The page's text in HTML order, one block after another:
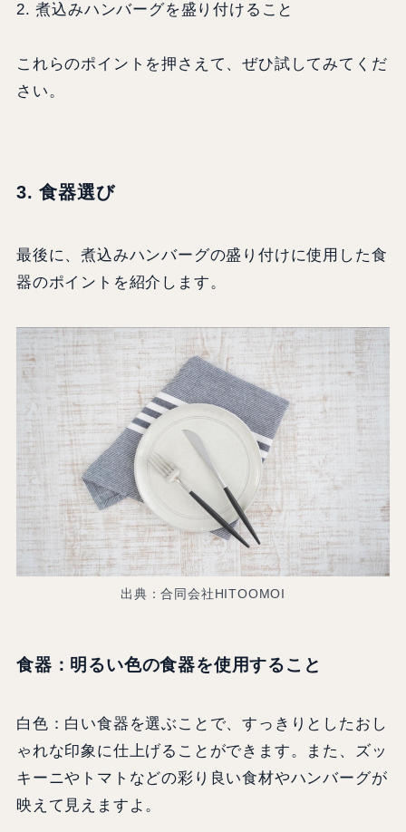
2. 煮込みハンバーグを盛り付けること
これらのポイントを押さえて、ぜひ試してみてくだ
さい。
3. 食器選び
最後に、煮込みハンバーグの盛り付けに使用した食
器のポイントを紹介します。
出典：合同会社HITOOMOI
食器：明るい色の食器を使用すること
白色：白い食器を選ぶことで、すっきりとしたおし
ゃれな印象に仕上げることができます。また、ズッ
キーニやトマトなどの彩り良い食材やハンバーグが
映えて見えますよ。